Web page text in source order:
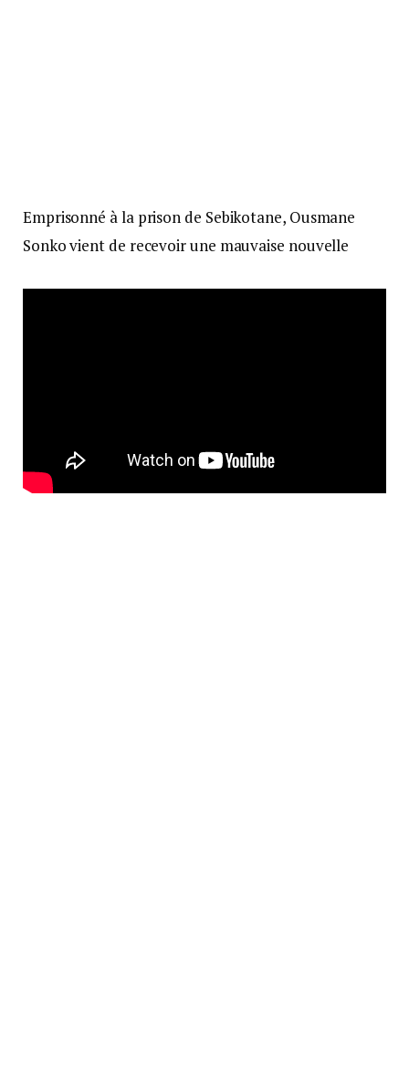
Emprisonné à la prison de Sebikotane, Ousmane
Sonko vient de recevoir une mauvaise nouvelle